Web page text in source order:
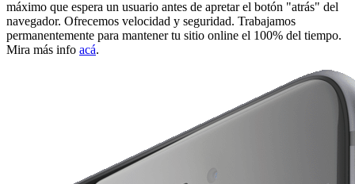
máximo que espera un usuario antes de apretar el botón "atrás" del
navegador. Ofrecemos velocidad y seguridad. Trabajamos
permanentemente para mantener tu sitio online el 100% del tiempo.
Mira más info acá.